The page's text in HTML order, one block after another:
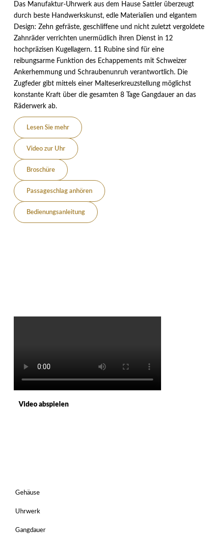
Das Manufaktur-Uhrwerk aus dem Hause Sattler überzeugt
durch beste Handwerkskunst, edle Materialien und elgantem
Design: Zehn gefräste, geschliffene und nicht zuletzt vergoldete
Zahnräder verrichten unermüdlich ihren Dienst in 12
hochpräzisen Kugellagern. 11 Rubine sind für eine
reibungsarme Funktion des Echappements mit Schweizer
Ankerhemmung und Schraubenunruh verantwortlich. Die
Zugfeder gibt mittels einer Malteserkreuzstellung möglichst
konstante Kraft über die gesamten 8 Tage Gangdauer an das
Räderwerk ab.
Lesen Sie mehr
Video zur Uhr
Broschüre
Passageschlag anhören
Bedienungsanleitung
Video abspielen
Gehäuse
Uhrwerk
Gangdauer